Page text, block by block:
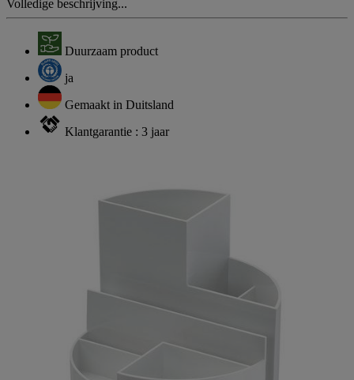
Volledige beschrijving...
Duurzaam product
ja
Gemaakt in Duitsland
Klantgarantie : 3 jaar